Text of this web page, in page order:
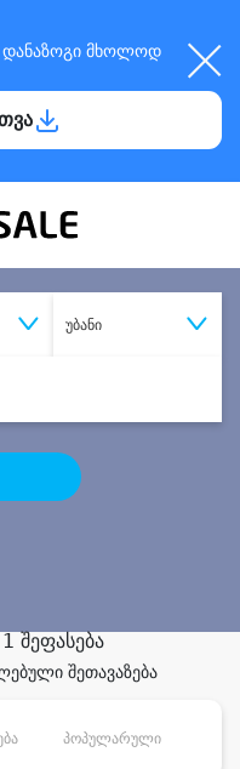
მხოლოდ
უბანი
შეთავაზება
1 შეფასება
პოპულარული